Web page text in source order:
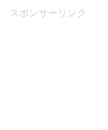
スポンサーリンク